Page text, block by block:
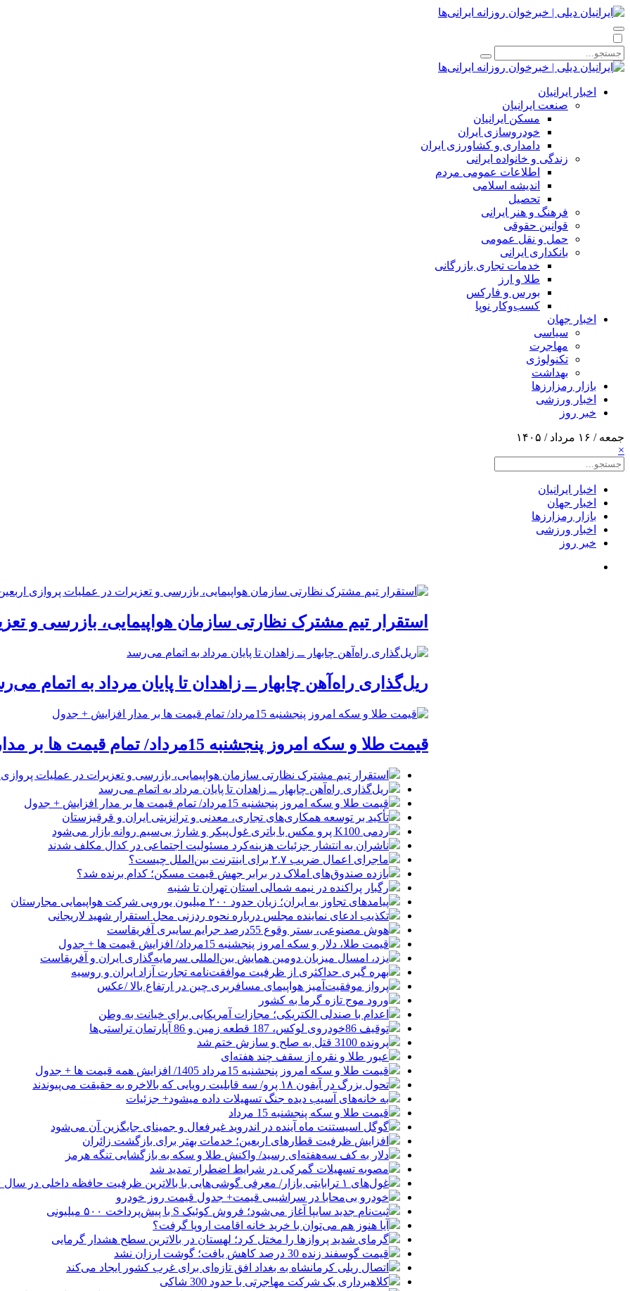
اخبار ایرانیان
صنعت ایرانیان
مسکن ایرانیان
خودروسازی ایران
دامداری و کشاورزی ایران
زندگی و خانواده ایرانی
اطلاعات عمومی مردم
اندیشه اسلامی
تحصیل
فرهنگ و هنر ایرانی
قوانین حقوقی
حمل و نقل عمومی
بانکداری ایرانی
خدمات تجاری بازرگانی
طلا و ارز
بورس و فارکس
کسب‌وکار نوپا
اخبار جهان
سیاسی
مهاجرت
تکنولوژی
بهداشت
بازار رمزارزها
اخبار ورزشی
خبر روز
جمعه / ۱۶ مرداد / ۱۴۰۵
×
اخبار ایرانیان
اخبار جهان
بازار رمزارزها
اخبار ورزشی
خبر روز
استقرار تیم مشترک نظارتی سازمان هواپیمایی، بازرسی و
ریل‌گذاری راه‌آهن چابهار ــ زاهدان تا پایان مرداد به اتمام
قیمت طلا و سکه امروز پنجشنبه 15مرداد/ تمام قیمت ها بر مدار افزایش + جدول
استقرار تیم مشترک نظارتی سازمان هواپیمایی، بازرسی و تعزیرات در عملیات پروازی
ریل‌گذاری راه‌آهن چابهار ــ زاهدان تا پایان مرداد به اتمام می‌رسد
قیمت طلا و سکه امروز پنجشنبه 15مرداد/ تمام قیمت ها بر مدار افزایش + جدول
تأکید بر توسعه همکاری‌های تجاری، معدنی و ترانزیتی ایران و قرقیزستان
ردمی K100 پرو مکس با باتری غول‌پیکر و شارژ بی‌سیم روانه بازار می‌شود
ناشران به انتشار جزئیات هزینه‌کرد مسئولیت اجتماعی در کدال مکلف شدند
ماجرای اعمال ضریب ۲.۷ برای اینترنت بین‌الملل چیست؟
بازده صندوق‌های املاک در برابر جهش قیمت مسکن؛ کدام برنده شد؟
رگبار پراکنده در نیمه شمالی استان تهران تا شنبه
پیامدهای تجاوز به ایران؛ زیان حدود ۲۰۰ میلیون یورویی شرکت هواپیمایی مجارستان
تکذیب ادعای نماینده مجلس درباره نحوه ردزنی محل استقرار شهید لاریجانی
هوش مصنوعی، بستر وقوع 55درصد جرایم سایبری آفریقاست
قیمت طلا، دلار و سکه امروز پنجشنبه 15مرداد/ افزایش قیمت ها + جدول
یزد، امسال میزبان دومین همایش بین‌المللی سرمایه‌گذاری ایران و آفریقاست
بهره گیری حداکثری از ظرفیت موافقت‌نامه تجارت آزاد ایران و روسیه
پرواز موفقیت‌آمیز هواپیمای مسافربری چین در ارتفاع بالا /عکس
ورود موج تازه گرما به کشور
اعدام با صندلی الکتریکی؛ مجازات آمریکایی برای خیانت به وطن
توقیف 86خودروی لوکس، 187 قطعه زمین و 86 آپارتمان تراستی‌ها
پرونده 3100 قتل به صلح و سازش ختم شد
عبور طلا و نقره از سقف چند هفته‌ای
قیمت طلا و سکه امروز پنجشنبه 15مرداد 1405/ افزایش همه قیمت ها + جدول
تحول بزرگ در آیفون ۱۸ پرو/ سه قابلیت رویایی که بالاخره به حقیقت می‌پیوندند
به خانه‌های آسیب دیده جنگ تسهیلات داده میشود+ جزئیات
قیمت طلا و سکه پنجشنبه 15 مرداد
گوگل اسیستنت ماه آینده در اندروید غیرفعال و جمینای جایگزین آن می‌شود
افزایش ظرفیت قطارهای اربعین؛ خدمات بهتر برای بازگشت زائران
دلار به کف سه‌هفته‌ای رسید/ واکنش طلا و سکه به بازگشایی تنگه هرمز
مصوبه تسهیلات گمرکی در شرایط اضطرار تمدید شد
غول‌های ۱ ترابایتی بازار/ معرفی گوشی‌هایی با بالاترین ظرفیت حافظه داخلی در سال ۲۰۲۶
خودرو بی‌محابا در سراشیبی قیمت+ جدول قیمت روز خودرو
ثبت‌نام جدید سایپا آغاز می‌شود؛ فروش کوئیک S با پیش‌پرداخت ۵۰۰ میلیونی
آیا هنوز هم می‌توان با خرید خانه اقامت اروپا گرفت؟
گرمای شدید پروازها را مختل کرد؛ لهستان در بالاترین سطح هشدار گرمایی
قیمت گوسفند زنده 30 درصد کاهش یافت؛ گوشت ارزان نشد
اتصال ریلی کرمانشاه به بغداد افق تازه‌ای برای غرب کشور ایجاد می‌کند
کلاهبرداری یک شرکت مهاجرتی با حدود 300 شاکی